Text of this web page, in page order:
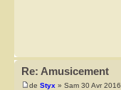
Re: Amusicement
de Styx » Sam 30 Avr